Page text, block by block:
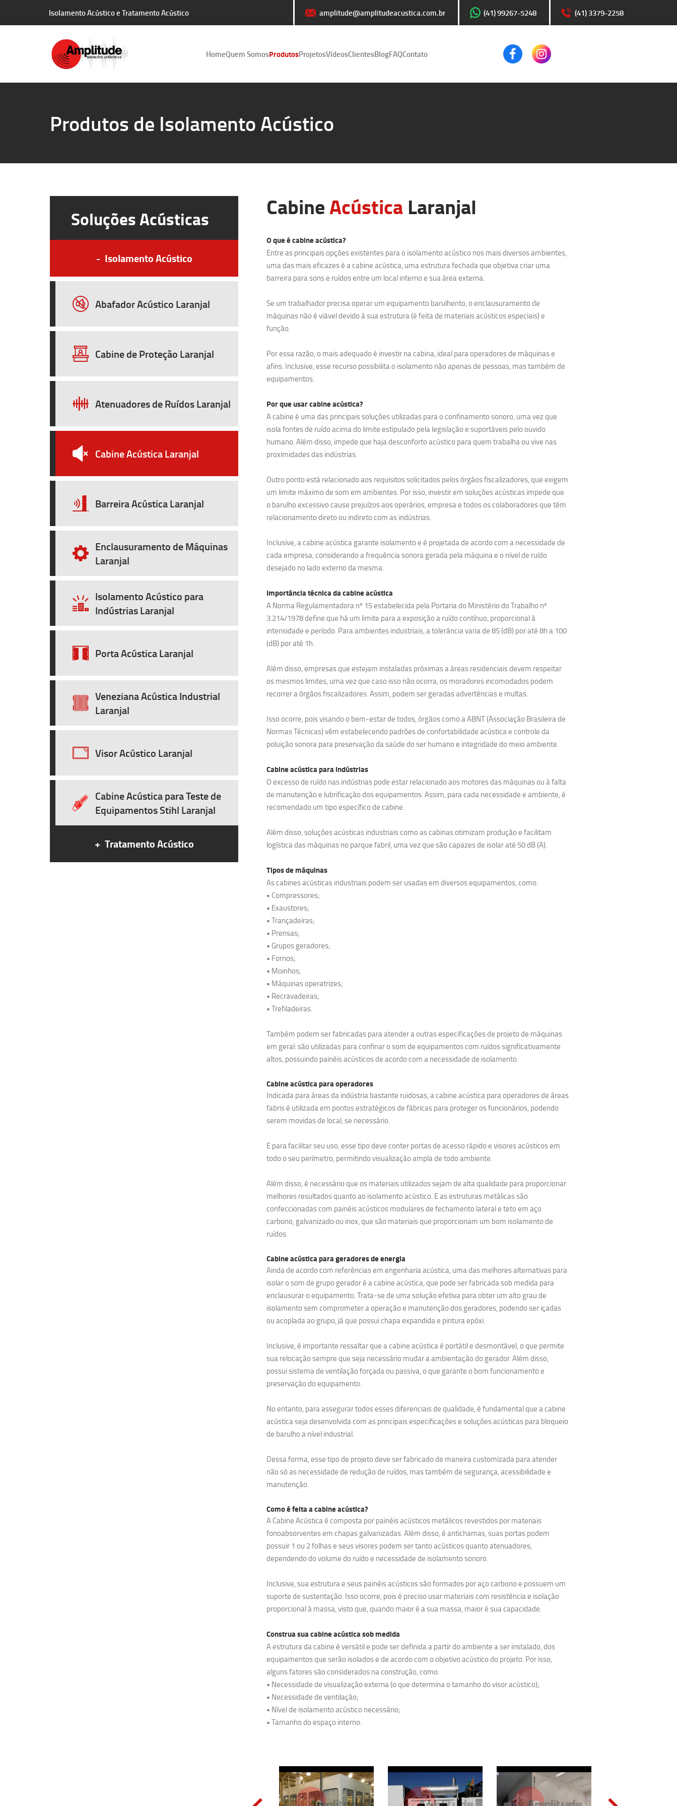
Isolamento Acústico e Tratamento Acústico amplitude@amplitudeacustica.com.br (41) 99267-5248 (41) 3379-2258
HomeQuem SomosProdutosProjetosVídeosClientesBlogFAQContato
Produtos de Isolamento Acústico
Soluções Acústicas
- Isolamento Acústico
Abafador Acústico Laranjal
Cabine de Proteção Laranjal
Atenuadores de Ruídos Laranjal
Cabine Acústica Laranjal
Barreira Acústica Laranjal
Enclausuramento de Máquinas
Laranjal
Isolamento Acústico para
Indústrias Laranjal
Porta Acústica Laranjal
Veneziana Acústica Industrial
Laranjal
Visor Acústico Laranjal
Cabine Acústica para Teste de
Equipamentos Stihl Laranjal
+ Tratamento Acústico
CabineAcústica Laranjal
O que é cabine acústica?
Entre as principais opções existentes para o isolamento acústico nos mais diversos ambientes,
uma das mais eficazes é a cabine acústica, uma estrutura fechada que objetiva criar uma
barreira para sons e ruídos entre um local interno e sua área externa.
Se um trabalhador precisa operar um equipamento barulhento, o enclausuramento de
máquinas não é viável devido à sua estrutura (é feita de materiais acústicos especiais) e
função.
Por essa razão, o mais adequado é investir na cabina, ideal para operadores de máquinas e
afins. Inclusive, esse recurso possibilita o isolamento não apenas de pessoas, mas também de
equipamentos.
Por que usar cabine acústica?
A cabine é uma das principais soluções utilizadas para o confinamento sonoro, uma vez que
isola fontes de ruído acima do limite estipulado pela legislação e suportáveis pelo ouvido
humano. Além disso, impede que haja desconforto acústico para quem trabalha ou vive nas
proximidades das indústrias.
Outro ponto está relacionado aos requisitos solicitados pelos órgãos fiscalizadores, que exigem
um limite máximo de som em ambientes. Por isso, investir em soluções acústicas impede que
o barulho excessivo cause prejuízos aos operários, empresa e todos os colaboradores que têm
relacionamento direto ou indireto com as indústrias.
Inclusive, a cabine acústica garante isolamento e é projetada de acordo com a necessidade de
cada empresa, considerando a frequência sonora gerada pela máquina e o nível de ruído
desejado no lado externo da mesma.
Importância técnica da cabine acústica
A Norma Regulamentadora nº 15 estabelecida pela Portaria do Ministério do Trabalho nº
3.214/1978 define que há um limite para a exposição a ruído contínuo, proporcional à
intensidade e período. Para ambientes industriais, a tolerância varia de 85 (dB) por até 8h a 100
(dB) por até 1h.
Além disso, empresas que estejam instaladas próximas a áreas residenciais devem respeitar
os mesmos limites, uma vez que caso isso não ocorra, os moradores incomodados podem
recorrer a órgãos fiscalizadores. Assim, podem ser geradas advertências e multas.
Isso ocorre, pois visando o bem-estar de todos, órgãos como a ABNT (Associação Brasileira de
Normas Técnicas) vêm estabelecendo padrões de confortabilidade acústica e controle da
poluição sonora para preservação da saúde do ser humano e integridade do meio ambiente.
Cabine acústica para indústrias
O excesso de ruído nas indústrias pode estar relacionado aos motores das máquinas ou à falta
de manutenção e lubrificação dos equipamentos. Assim, para cada necessidade e ambiente, é
recomendado um tipo específico de cabine.
Além disso, soluções acústicas industriais como as cabinas otimizam produção e facilitam
logística das máquinas no parque fabril, uma vez que são capazes de isolar até 50 dB (A).
Tipos de máquinas
As cabines acústicas industriais podem ser usadas em diversos equipamentos, como:
• Compressores;
• Exaustores;
• Trançadeiras;
• Prensas;
• Grupos geradores;
• Fornos;
• Moinhos;
• Máquinas operatrizes;
• Recravadeiras;
• Trefiladeiras.
Também podem ser fabricadas para atender a outras especificações de projeto de máquinas
em geral: são utilizadas para confinar o som de equipamentos com ruídos significativamente
altos, possuindo painéis acústicos de acordo com a necessidade de isolamento.
Cabine acústica para operadores
Indicada para áreas da indústria bastante ruidosas, a cabine acústica para operadores de áreas
fabris é utilizada em pontos estratégicos de fábricas para proteger os funcionários, podendo
serem movidas de local, se necessário.
E para facilitar seu uso, esse tipo deve conter portas de acesso rápido e visores acústicos em
todo o seu perímetro, permitindo visualização ampla de todo ambiente.
Além disso, é necessário que os materiais utilizados sejam de alta qualidade para proporcionar
melhores resultados quanto ao isolamento acústico. E as estruturas metálicas são
confeccionadas com painéis acústicos modulares de fechamento lateral e teto em aço
carbono, galvanizado ou inox, que são materiais que proporcionam um bom isolamento de
ruídos.
Cabine acústica para geradores de energia
Ainda de acordo com referências em engenharia acústica, uma das melhores alternativas para
isolar o som de grupo gerador é a cabine acústica, que pode ser fabricada sob medida para
enclausurar o equipamento. Trata-se de uma solução efetiva para obter um alto grau de
isolamento sem comprometer a operação e manutenção dos geradores, podendo ser içadas
ou acoplada ao grupo, já que possui chapa expandida e pintura epóxi.
Inclusive, é importante ressaltar que a cabine acústica é portátil e desmontável, o que permite
sua relocação sempre que seja necessário mudar a ambientação do gerador. Além disso,
possui sistema de ventilação forçada ou passiva, o que garante o bom funcionamento e
preservação do equipamento.
No entanto, para assegurar todos esses diferenciais de qualidade, é fundamental que a cabine
acústica seja desenvolvida com as principais especificações e soluções acústicas para bloqueio
de barulho a nível industrial.
Dessa forma, esse tipo de projeto deve ser fabricado de maneira customizada para atender
não só as necessidade de redução de ruídos, mas também de segurança, acessibilidade e
manutenção.
Como é feita a cabine acústica?
A Cabine Acústica é composta por painéis acústicos metálicos revestidos por materiais
fonoabsorventes em chapas galvanizadas. Além disso, é antichamas, suas portas podem
possuir 1 ou 2 folhas e seus visores podem ser tanto acústicos quanto atenuadores,
dependendo do volume do ruído e necessidade de isolamento sonoro.
Inclusive, sua estrutura e seus painéis acústicos são formados por aço carbono e possuem um
suporte de sustentação. Isso ocorre, pois é preciso usar materiais com resistência e isolação
proporcional à massa, visto que, quando maior é a sua massa, maior é sua capacidade.
Construa sua cabine acústica sob medida
A estrutura da cabine é versátil e pode ser definida a partir do ambiente a ser instalado, dos
equipamentos que serão isolados e de acordo com o objetivo acústico do projeto. Por isso,
alguns fatores são considerados na construção, como:
• Necessidade de visualização externa (o que determina o tamanho do visor acústico);
• Necessidade de ventilação;
• Nível de isolamento acústico necessário;
• Tamanho do espaço interno.